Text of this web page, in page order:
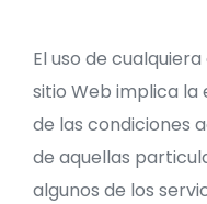
El uso de
sitio Web implica
de las condiciones
de aquellas
algunos de los